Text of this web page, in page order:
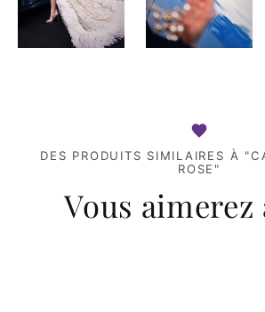
DES PRODUITS SIMILAIRES À
ROSE"
Vous aimerez